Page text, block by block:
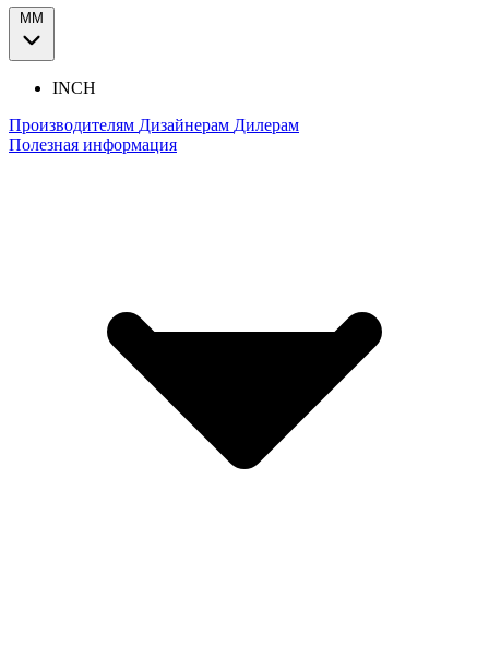
ММ
INCH
Производителям Дизайнерам Дилерам
Полезная информация